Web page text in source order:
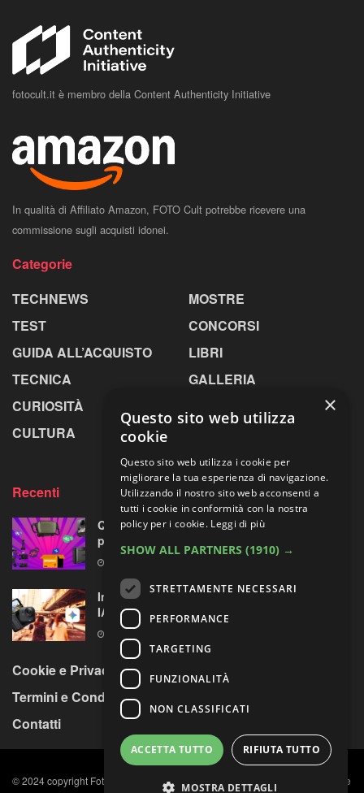
fotocult.it è membro della Content Authenticity Initiative
In qualità di Affiliato Amazon, FOTO Cult potrebbe ricevere una
commissione sugli acquisti idonei.
Categorie
TECHNEWS
TEST
GUIDA ALL’ACQUISTO
TECNICA
CURIOSITÀ
CULTURA
MOSTRE
CONCORSI
LIBRI
GALLERIA
Recenti
Quattro accessori fotografici in sconto:
prodotti opposti, ma uno su quattro fa per te
Insta360 GO Ultra riceve l’assistente vocale
IA con Gemini di Google
Cookie e Privacy Policy
Termini e Condizioni
Contatti
© 2024 copyright Fotocult s.r.l. C.F. e P. IVA n. 11984891009, Capitale sociale
×
Questo sito web utilizza
cookie
Questo sito web utilizza i cookie per
migliorare la tua esperienza di navigazione.
Utilizzando il nostro sito web acconsenti a
tutti i cookie in conformità con la nostra
policy per i cookie. Leggi di più
SHOW ALL PARTNERS (1910) →
STRETTAMENTE NECESSARI
PERFORMANCE
TARGETING
FUNZIONALITÀ
NON CLASSIFICATI
ACCETTA TUTTO RIFIUTA TUTTO
MOSTRA DETTAGLI